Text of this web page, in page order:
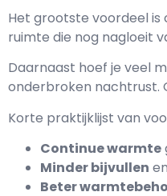
Het grootste voordeel is
ruimte die nog nagloeit
Daarnaast hoef je veel
onderbroken nachtrust.
Korte praktijklijst van
Continue warmte
Minder bijvullen
Beter